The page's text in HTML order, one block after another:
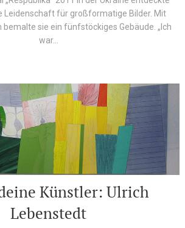
Leidenschaft für großformatige Bilder. Mit
sie ein fünfstöckiges Gebäude. „Ich
war...
Künstler: Ulrich
Lebenstedt